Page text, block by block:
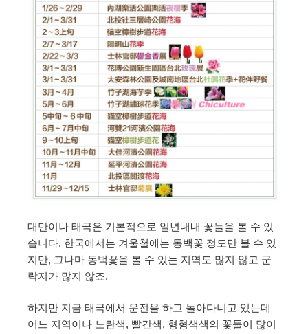
대만이나 태국은 기본적으로 일년내내 꽃들을 볼 수 있
습니다. 한국에서는 겨울철에는 동백꽃 정도만 볼 수 있
지만, 그나마 동백꽃을 볼 수 있는 지역도 많지 않고 군
락지가 많지 않죠.
하지만 지금 태국에서 운전을 하고 돌아다니고 있는데
어느 지역이나 노란색, 빨간색, 형형색색의 꽃들이 많이